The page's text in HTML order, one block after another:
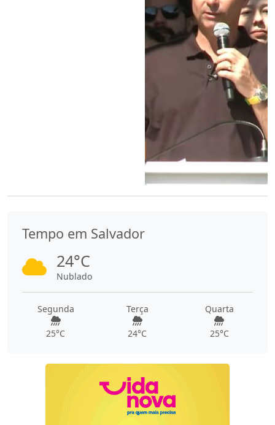
Tempo em Salvador
24°C
Nublado
Segunda
25°C
Terça
24°C
Quarta
25°C